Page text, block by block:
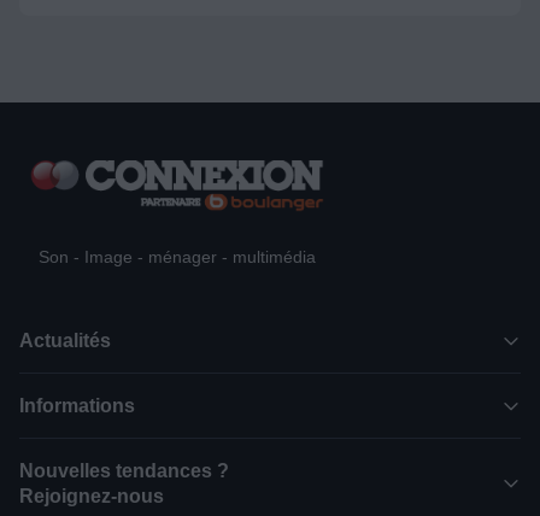
Son - Image - ménager - multimédia
Actualités
Informations
Nouvelles tendances ?
Rejoignez-nous